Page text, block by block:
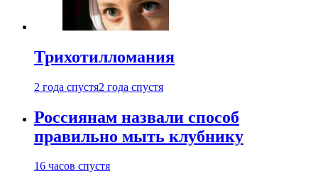
Трихотилломания
2 года спустя2 года спустя
Россиянам назвали способ
правильно мыть клубнику
16 часов спустя